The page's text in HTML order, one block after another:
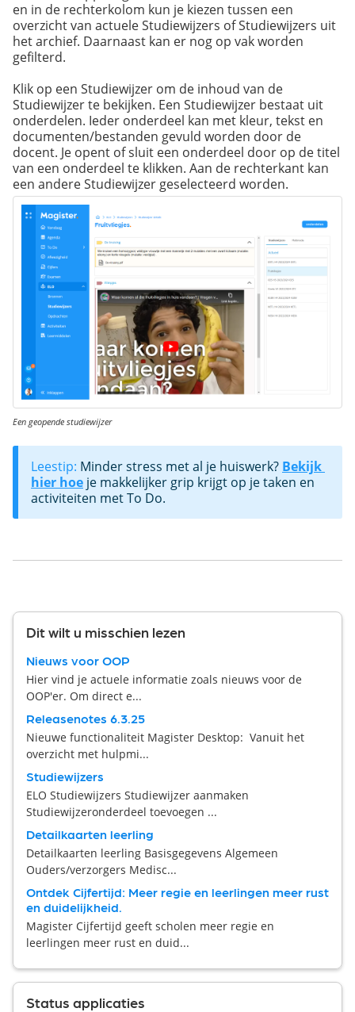
en in de rechterkolom kun je kiezen tussen een
overzicht van actuele Studiewijzers of Studiewijzers uit
het archief. Daarnaast kan er nog op vak worden
gefilterd.
Klik op een Studiewijzer om de inhoud van de
Studiewijzer te bekijken. Een Studiewijzer bestaat uit
onderdelen. Ieder onderdeel kan met kleur, tekst en
documenten/bestanden gevuld worden door de
docent. Je opent of sluit een onderdeel door op de titel
van een onderdeel te klikken. Aan de rechterkant kan
een andere Studiewijzer geselecteerd worden.
Een geopende studiewijzer
Leestip: Minder stress met al je huiswerk? Bekijk
hier hoe je makkelijker grip krijgt op je taken en
activiteiten met To Do.
Dit wilt u misschien lezen
Nieuws voor OOP
Hier vind je actuele informatie zoals nieuws voor de
OOP'er. Om direct e...
Releasenotes 6.3.25
Nieuwe functionaliteit Magister Desktop: Vanuit het
overzicht met hulpmi...
Studiewijzers
ELO Studiewijzers Studiewijzer aanmaken
Studiewijzeronderdeel toevoegen ...
Detailkaarten leerling
Detailkaarten leerling Basisgegevens Algemeen
Ouders/verzorgers Medisc...
Ontdek Cijfertijd: Meer regie en leerlingen meer rust
en duidelijkheid.
Magister Cijfertijd geeft scholen meer regie en
leerlingen meer rust en duid...
Status applicaties